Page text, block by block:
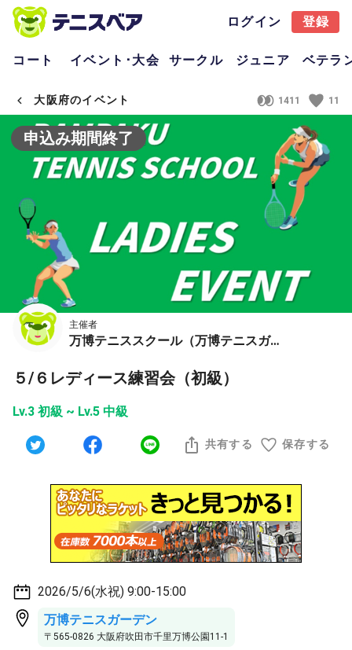
ログイン 登録
コート イベント･大会 サークル ジュニア ベテラ
大阪府のイベント 1411 11
申込み期間終了
主催者
万博テニススクール（万博テニスガーデン）
５/６レディース練習会（初級）
Lv.3 初級 ~ Lv.5 中級
共有する 保存する
2026/5/6(水祝) 9:00-15:00
万博テニスガーデン
〒565-0826 大阪府吹田市千里万博公園11-1